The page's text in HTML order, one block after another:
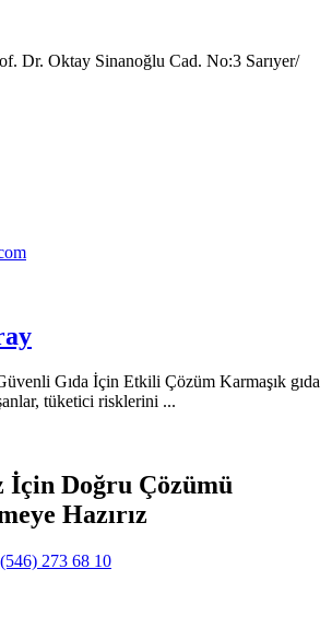
Dr. Oktay Sinanoğlu Cad. No:3 Sarıyer/
Gıda İçin Etkili Çözüm Karmaşık gıda
tüketici risklerini ...
İçin Doğru Çözümü
Hazırız
273 68 10